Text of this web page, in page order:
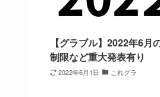
【グラブル】2022年6
制限など重大発表有り
2022年6月1日 これグラ